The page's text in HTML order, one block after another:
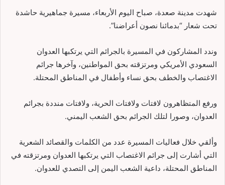
شهدت مدينة صعدة، صباح اليوم الأربعاء، مسيرة جماهيرية حاشدة
تحت شعار “بدمائنا نصون أعراضنا”.
وندد المشاركون في المسيرة بالجرائم التي يرتكبها العدوان
السعودي الأمريكي ومرتزقته بحق المواطنين، وآخرها جرائم
الاغتصاب والخطف بحق نساء وأطفال في المناطق المحتلة.
ورفع المتظاهرون لافتات ولافتات الحرية، ولافتات منددة بجرائم
العدوان، وصورا لتلك الجرائم بحق الشعب اليمني.
وألقي خلال فعاليات المسيرة عدد من الكلمات والقصائد الشعرية
التي أشارت إلى جرائم الاغتصاب التي يرتكبها العدوان ومرتزقته في
المناطق المحتلة، داعية الشعب اليمن إلى التصدي للعدوان.